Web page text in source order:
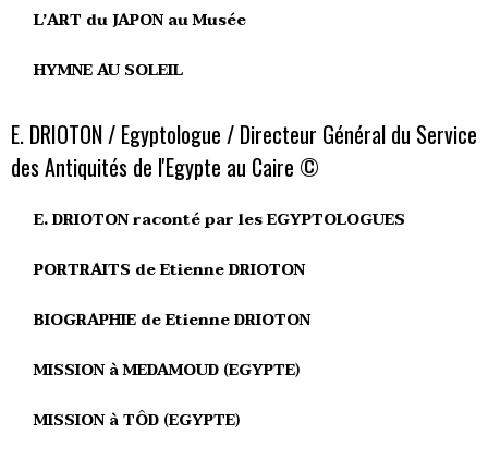
L’ART du JAPON au Musée
HYMNE AU SOLEIL
E. DRIOTON / Egyptologue / Directeur Général du Service
des Antiquités de l'Egypte au Caire ©
E. DRIOTON raconté par les EGYPTOLOGUES
PORTRAITS de Etienne DRIOTON
BIOGRAPHIE de Etienne DRIOTON
MISSION à MEDAMOUD (EGYPTE)
MISSION à TÔD (EGYPTE)